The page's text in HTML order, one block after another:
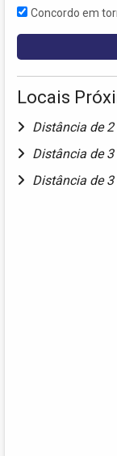
Concordo em
Locais
Distância de
Distância de
Distância de